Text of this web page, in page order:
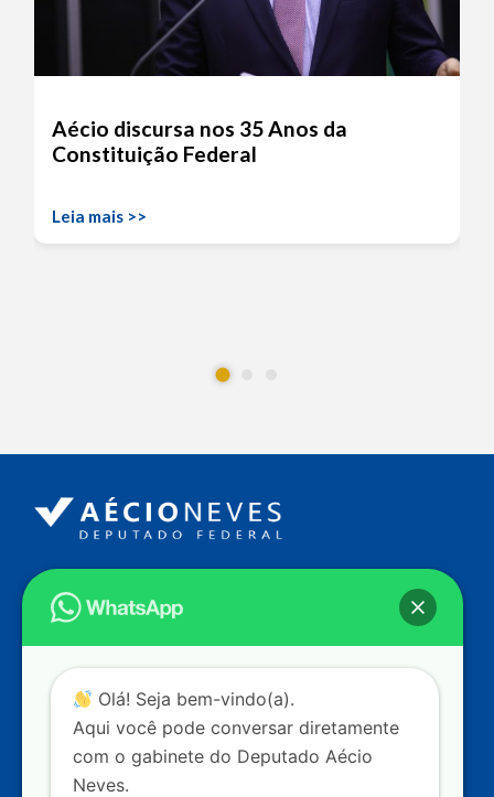
Aécio discursa nos 35 Anos da
Constituição Federal
Leia mais >>
Endereço
Câmara dos Deputados
Ed. Principal, Ala C – Gabinete
Contato
dep.aecioneves@camara.leg.br
+55 (61) 3215-5964
Olá! Seja bem-vindo(a).
Aqui você pode conversar diretamente
com o gabinete do Deputado Aécio
Neves.